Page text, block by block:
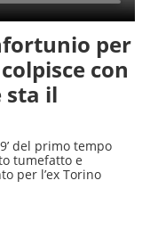
per
con
sta il
del primo tempo
tumefatto e
per l’ex Torino